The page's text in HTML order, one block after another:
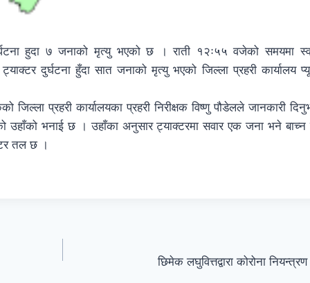
हुदा ७ जनाको मृत्यु भएको छ । राती १२ः५५ वजेको समयमा
दुर्घटना हुँदा सात जनाको मृत्यु भएको जिल्ला प्रहरी कार्यालय
प्रहरी कार्यालयका प्रहरी निरीक्षक विष्णु पौडेलले जानकारी
उहाँको भनाई छ । उहाँका अनुसार ट्याक्टरमा सवार एक जना भने
तल छ ।
छिमेक लघुवित्तद्वारा कोरोना